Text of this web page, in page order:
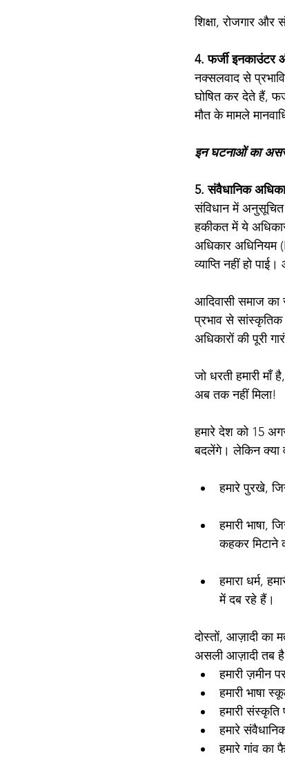
शिक्षा, रोजगार और
4. फर्जी इनकाउंटर
नक्सलवाद से
घोषित कर देते हैं,
मौत के मामले
इन घटनाओं का
5. संवैधानिक
संविधान में अनुसूचित
हकीकत में ये
अधिकार अधिनियम
व्याप्ति नहीं हो
आदिवासी समाज का
प्रभाव से
अधिकारों की पूरी
जो धरती हमारी
अब तक नहीं मिला!
हमारे देश को 15
बदलेंगे। लेकिन क्या
हमारे पुरखे,
हमारी
कहकर मिटाने
हमारा धर्म,
में दब रहे हैं।
दोस्तों, आज़ादी का
असली आज़ादी तब
हमारी ज़मीन
हमारी भाषा
हमारी संस्कृति
हमारे
हमारे गांव